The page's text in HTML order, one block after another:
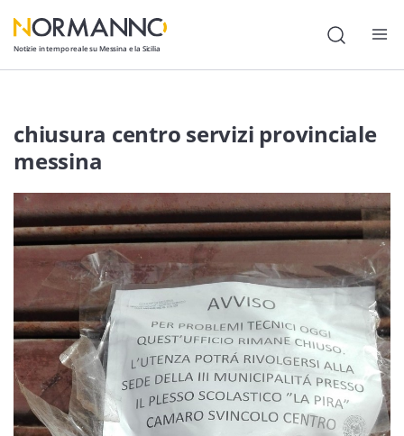
Notizie in tempo reale su Messina e la Sicilia
Attualità
Cronaca
Politica
Cultura
Lavoro
Società
Economia
Sport
Sicilia
chiusura centro servizi provinciale
messina